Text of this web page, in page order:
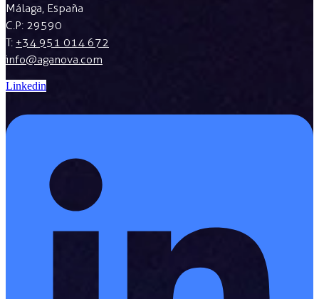
Málaga, España
C.P: 29590
T: +34 951 014 672
info@aganova.com
Linkedin